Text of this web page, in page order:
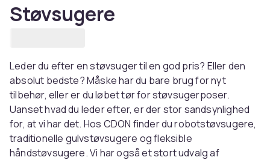
Støvsugere
Leder du efter en støvsuger til en god pris? Eller den
absolut bedste? Måske har du bare brug for nyt
tilbehør, eller er du løbet tør for støvsugerposer.
Uanset hvad du leder efter, er der stor sandsynlighed
for, at vi har det. Hos CDON finder du robotstøvsugere,
traditionelle gulvstøvsugere og fleksible
håndstøvsugere. Vi har også et stort udvalg af